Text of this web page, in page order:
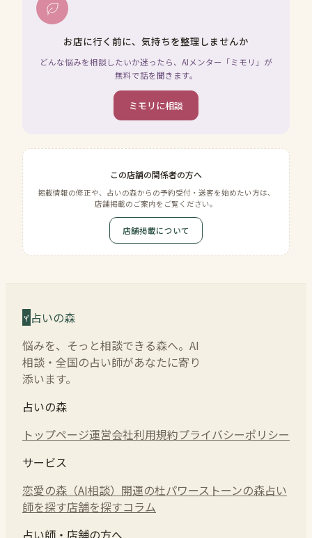
お店に行く前に、気持ちを整理しませんか
どんな悩みを相談したいか迷ったら、AIメンター「ミモリ」が
無料で話を聞きます。
ミモリに相談
この店舗の関係者の方へ
掲載情報の修正や、占いの森からの予約受付・送客を始めたい方は、
店舗掲載のご案内をご覧ください。
店舗掲載について
占いの森
悩みを、そっと相談できる森へ。AI
相談・全国の占い師があなたに寄り
添います。
占いの森
トップページ運営会社利用規約プライバシーポリシー
サービス
恋愛の森（AI相談） 開運の杜パワーストーンの森占い
師を探す店舗を探すコラム
占い師・店舗の方へ